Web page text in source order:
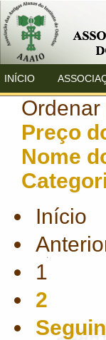
INÍCIO
Ordenar
Preço
Nome
Início
1
2